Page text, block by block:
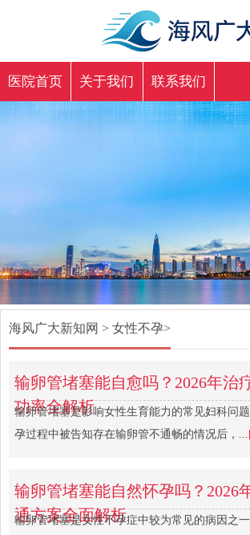
医院首页 关于我们 联系我们
海风广大新知网 >女性不孕>
输卵管堵塞能自愈吗？2026年治
功率全解析
输卵管堵塞是影响女性生育能力的常见妇科问
孕过程中被告知存在输卵管不通畅的情况后，...
输卵管堵塞能自然怀孕吗？2026
通方案全面解析
输卵管堵塞是女性不孕症中较为常见的病因之